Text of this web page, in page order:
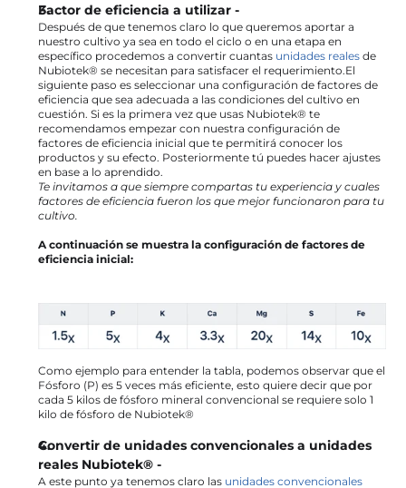
Factor de eficiencia a utilizar -
Después de que tenemos claro lo que queremos aportar a
nuestro cultivo ya sea en todo el ciclo o en una etapa en
específico procedemos a convertir cuantas unidades reales de
Nubiotek® se necesitan para satisfacer el requerimiento.El
siguiente paso es seleccionar una configuración de factores de
eficiencia que sea adecuada a las condiciones del cultivo en
cuestión. Si es la primera vez que usas Nubiotek® te
recomendamos empezar con nuestra configuración de
factores de eficiencia inicial que te permitirá conocer los
productos y su efecto. Posteriormente tú puedes hacer ajustes
en base a lo aprendido.
Te invitamos a que siempre compartas tu experiencia y cuales
factores de eficiencia fueron los que mejor funcionaron para tu
cultivo.
A continuación se muestra la configuración de factores de
eficiencia inicial:
Como ejemplo para entender la tabla, podemos observar que el
Fósforo (P) es 5 veces más eficiente, esto quiere decir que por
cada 5 kilos de fósforo mineral convencional se requiere solo 1
kilo de fósforo de Nubiotek®
Convertir de unidades convencionales a unidades
reales Nubiotek® -
A este punto ya tenemos claro las unidades convencionales